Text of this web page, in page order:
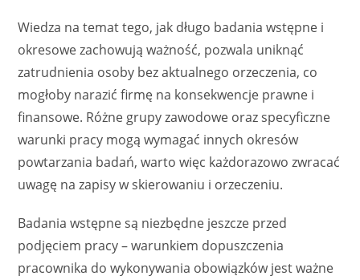
Wiedza na temat tego, jak długo badania wstępne i
okresowe zachowują ważność, pozwala uniknąć
zatrudnienia osoby bez aktualnego orzeczenia, co
mogłoby narazić firmę na konsekwencje prawne i
finansowe. Różne grupy zawodowe oraz specyficzne
warunki pracy mogą wymagać innych okresów
powtarzania badań, warto więc każdorazowo zwracać
uwagę na zapisy w skierowaniu i orzeczeniu.
Badania wstępne są niezbędne jeszcze przed
podjęciem pracy – warunkiem dopuszczenia
pracownika do wykonywania obowiązków jest ważne